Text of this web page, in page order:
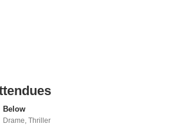
Below
Drame,Thriller